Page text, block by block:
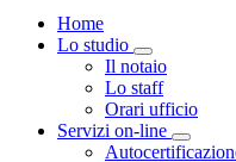
Home
Lo studio
Toggle
Il notaio
Lo staff
Orari ufficio
Servizi on-line
Toggle